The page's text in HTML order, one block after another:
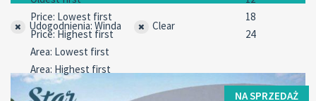
Udogodnienia: Winda Clear
NA SPRZEDAŻ